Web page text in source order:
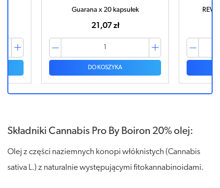
Guarana x 20 kapsułek
21,07 zł
DO KOSZYKA
Składniki Cannabis Pro By Boiron 20% olej:
Olej z części naziemnych konopi włóknistych (Cannabis
sativa L.) z naturalnie występującymi fitokannabinoidami.